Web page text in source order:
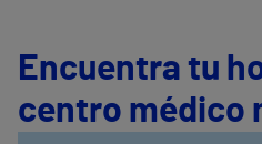
Encuentra tu
centro médico